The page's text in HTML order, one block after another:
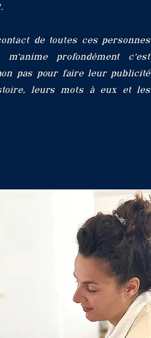
de toutes ces personnes
profondément c’est
pas pour faire leur publicité
leurs mots à eux et les